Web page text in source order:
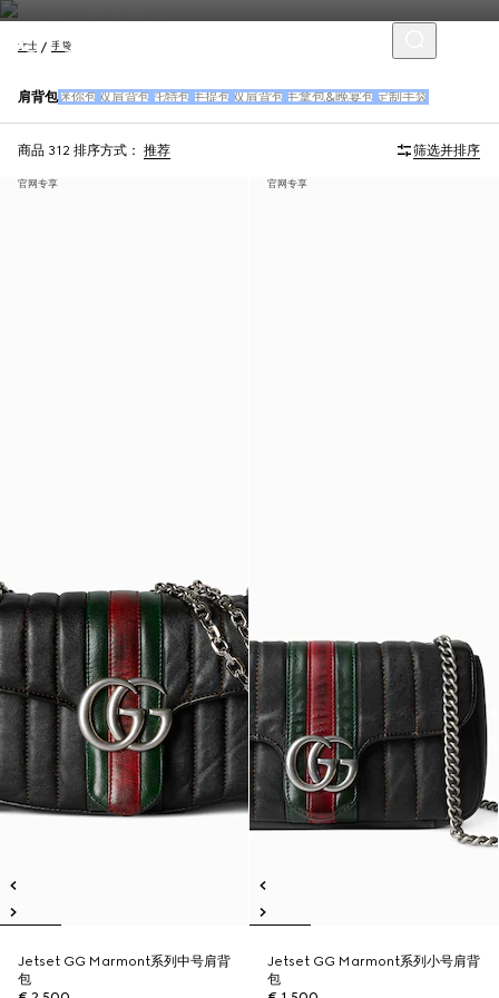
女士 手袋
肩背包迷你包 双肩背包 托特包 手提包 双肩背包 手拿包&晚宴包 定制手袋
商品 312 排序方式： 推荐 筛选并排序
官网专享
Jetset GG Marmont系列中号肩背
包
官网专享
Jetset GG Marmont系列小号肩背
包